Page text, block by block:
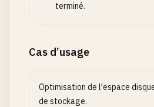
terminé.
Cas d’usage
Optimisation de l'espace
de stockage.